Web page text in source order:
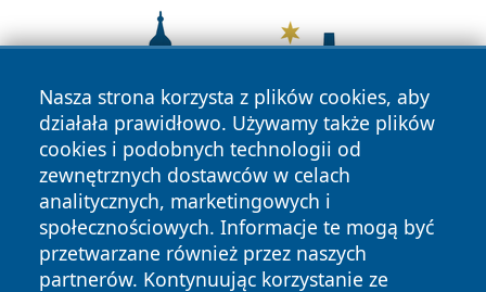
Nasza strona korzysta z plików cookies, aby
działała prawidłowo. Używamy także plików
cookies i podobnych technologii od
zewnętrznych dostawców w celach
analitycznych, marketingowych i
społecznościowych. Informacje te mogą być
przetwarzane również przez naszych
partnerów. Kontynuując korzystanie ze